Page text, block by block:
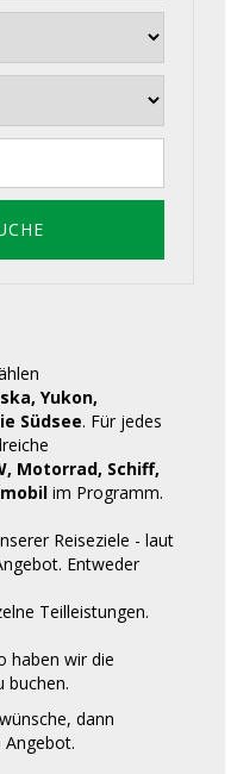
Yukon,
Südsee. Für jedes
Motorrad, Schiff,
im Programm.
Reiseziele - laut
Entweder
Teilleistungen.
haben wir die
buchen.
dann